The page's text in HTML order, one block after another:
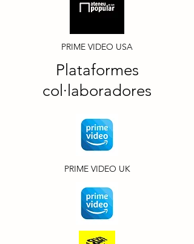
PRIME VIDEO USA
Plataformes
col·laboradores
PRIME VIDEO UK